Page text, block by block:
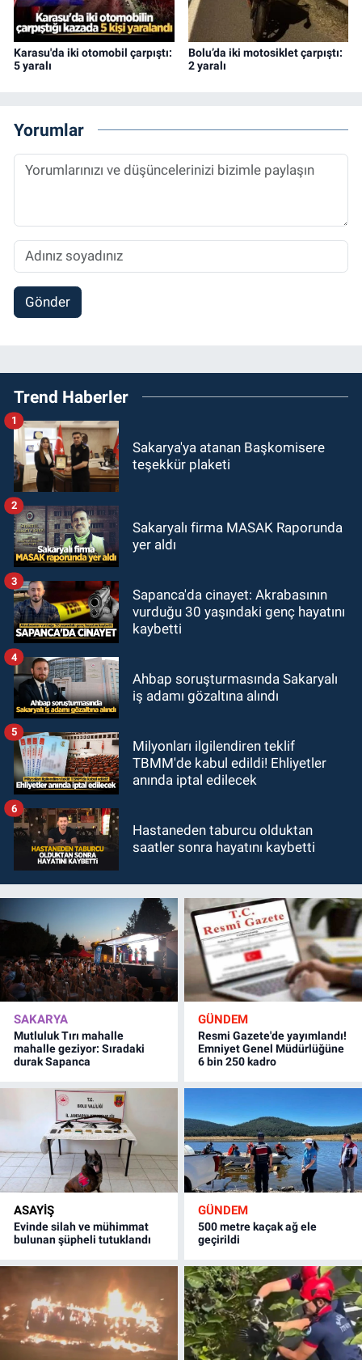
Karasu'da iki otomobil çarpıştı:
5 yaralı
Bolu’da iki motosiklet çarpıştı:
2 yaralı
Yorumlar
Gönder
Trend Haberler
Sakarya'ya atanan Başkomisere
teşekkür plaketi
1
Sakaryalı firma MASAK Raporunda
yer aldı
2
Sapanca'da cinayet: Akrabasının
vurduğu 30 yaşındaki genç hayatını
kaybetti
3
Ahbap soruşturmasında Sakaryalı
iş adamı gözaltına alındı
4
Milyonları ilgilendiren teklif
TBMM'de kabul edildi! Ehliyetler
anında iptal edilecek
5
Hastaneden taburcu olduktan
saatler sonra hayatını kaybetti
6
SAKARYA
Mutluluk Tırı mahalle
mahalle geziyor: Sıradaki
durak Sapanca
GÜNDEM
Resmi Gazete'de yayımlandı!
Emniyet Genel Müdürlüğüne
6 bin 250 kadro
ASAYİŞ
Evinde silah ve mühimmat
bulunan şüpheli tutuklandı
GÜNDEM
500 metre kaçak ağ ele
geçirildi